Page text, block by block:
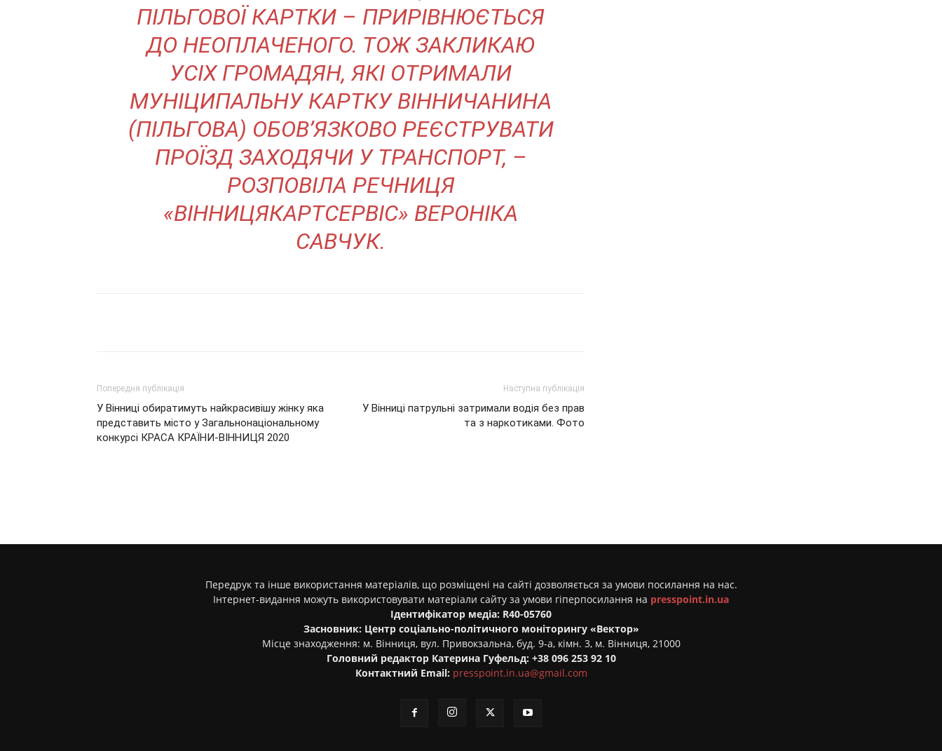
ПІЛЬГОВОЇ КАРТКИ – ПРИРІВНЮЄТЬСЯ
ДО НЕОПЛАЧЕНОГО. ТОЖ ЗАКЛИКАЮ
УСІХ ГРОМАДЯН, ЯКІ ОТРИМАЛИ
МУНІЦИПАЛЬНУ КАРТКУ ВІННИЧАНИНА
(ПІЛЬГОВА) ОБОВ’ЯЗКОВО РЕЄСТРУВАТИ
ПРОЇЗД ЗАХОДЯЧИ У ТРАНСПОРТ, –
РОЗПОВІЛА РЕЧНИЦЯ
«ВІННИЦЯКАРТСЕРВІС» ВЕРОНІКА
САВЧУК.
Попередня публікація
У Вінниці обиратимуть найкрасивішу жінку яка
представить місто у Загальнонаціональному
конкурсі КРАСА КРАЇНИ-ВІННИЦЯ 2020
Наступна публікація
У Вінниці патрульні затримали водія без прав
та з наркотиками. Фото
Передрук та інше використання матеріалів, що розміщені на сайті дозволяється за умови посилання на нас.
Інтернет-видання можуть використовувати матеріали сайту за умови гіперпосилання на presspoint.in.ua
Ідентифікатор медіа: R40-05760
Засновник: Центр соціально-політичного моніторингу «Вектор»
Місце знаходження: м. Вінниця, вул. Привокзальна, буд. 9-а, кімн. 3, м. Вінниця, 21000
Головний редактор Катерина Гуфельд: +38 096 253 92 10
Контактний Email: presspoint.in.ua@gmail.com